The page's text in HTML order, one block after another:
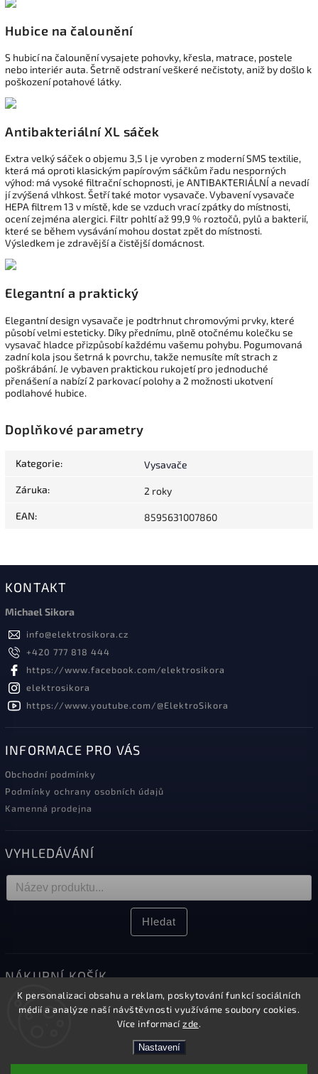
K personalizaci obsahu a reklam, poskytování funkcí sociálních
médií a analýze naší návštěvnosti využíváme soubory cookies.
Více informacízde.
Nastavení
Hubice na čalounění
S hubicí na čalounění vysajete pohovky, křesla, matrace, postele
nebo interiér auta. Šetrně odstraní veškeré nečistoty, aniž by došlo k
poškození potahové látky.
Antibakteriální XL sáček
Extra velký sáček o objemu 3,5 l je vyroben z moderní SMS textilie,
která má oproti klasickým papírovým sáčkům řadu nesporných
výhod: má vysoké filtrační schopnosti, je ANTIBAKTERIÁLNÍ a nevadí
jí zvýšená vlhkost. Šetří také motor vysavače. Vybavení vysavače
HEPA filtrem 13 v místě, kde se vzduch vrací zpátky do místnosti,
ocení zejména alergici. Filtr pohltí až 99,9 % roztočů, pylů a bakterií,
které se během vysávání mohou dostat zpět do místnosti.
Výsledkem je zdravější a čistější domácnost.
Elegantní a praktický
Elegantní design vysavače je podtrhnut chromovými prvky, které
působí velmi esteticky. Díky přednímu, plně otočnému kolečku se
vysavač hladce přizpůsobí každému vašemu pohybu. Pogumovaná
zadní kola jsou šetrná k povrchu, takže nemusíte mít strach z
poškrábání. Je vybaven praktickou rukojetí pro jednoduché
přenášení a nabízí 2 parkovací polohy a 2 možnosti ukotvení
podlahové hubice.
Doplňkové parametry
Kategorie: Vysavače
Záruka: 2 roky
EAN: 8595631007860
KONTAKT
Michael Sikora
info@elektrosikora.cz
+420 777 818 444
https://www.facebook.com/elektrosikora
elektrosikora
https://www.youtube.com/@ElektroSikora
INFORMACE PRO VÁS
Obchodní podmínky
Podmínky ochrany osobních údajů
Kamenná prodejna
VYHLEDÁVÁNÍ
Hledat
NÁKUPNÍ KOŠÍK
0ks /0 Kč
Copyright 2026Elektro Sikora. Všechna práva vyhrazena.